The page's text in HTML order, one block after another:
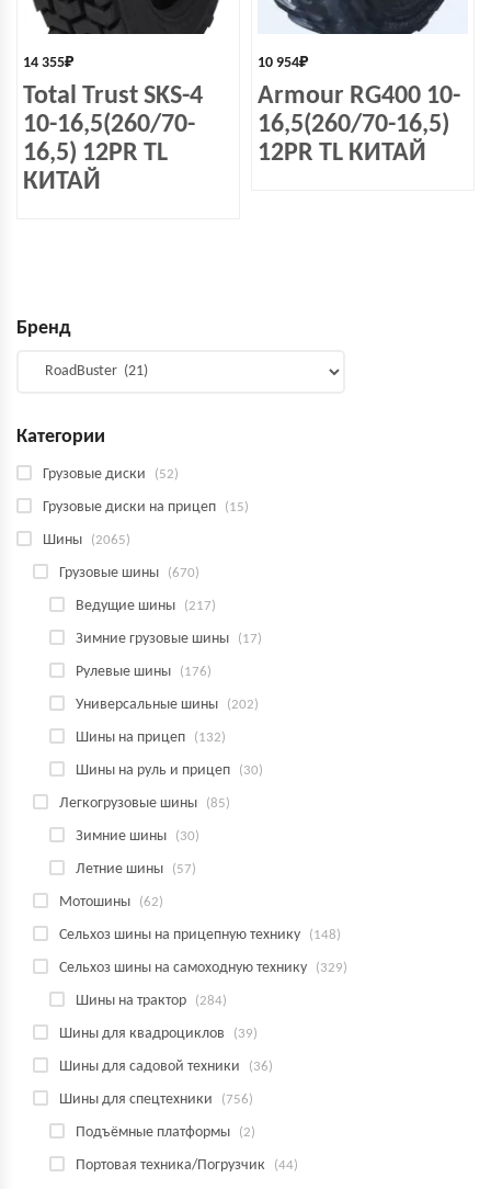
14 355₽
Total Trust SKS-4
10-16,5(260/70-
16,5) 12PR TL
КИТАЙ
10 954₽
Armour RG400 10-
16,5(260/70-16,5)
12PR TL КИТАЙ
Бренд
Категории
Грузовые диски (52)
Грузовые диски на прицеп (15)
Шины (2065)
Грузовые шины (670)
Ведущие шины (217)
Зимние грузовые шины (17)
Рулевые шины (176)
Универсальные шины (202)
Шины на прицеп (132)
Шины на руль и прицеп (30)
Легкогрузовые шины (85)
Зимние шины (30)
Летние шины (57)
Мотошины (62)
Сельхоз шины на прицепную технику (148)
Сельхоз шины на самоходную технику (329)
Шины на трактор (284)
Шины для квадроциклов (39)
Шины для садовой техники (36)
Шины для спецтехники (756)
Подъёмные платформы (2)
Портовая техника/Погрузчик (44)